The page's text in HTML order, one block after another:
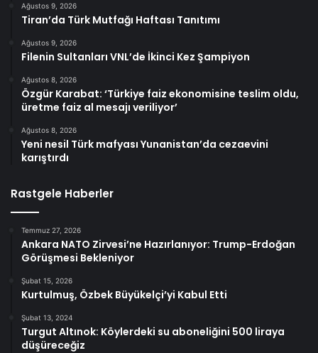
Ağustos 9, 2026
Tiran’da Türk Mutfağı Haftası Tanıtımı
Ağustos 9, 2026
Filenin Sultanları VNL’de İkinci Kez Şampiyon
Ağustos 8, 2026
Özgür Karabat: ‘Türkiye faiz ekonomisine teslim oldu,
üretme faiz al mesajı veriliyor’
Ağustos 8, 2026
Yeni nesil Türk mafyası Yunanistan’da cezaevini
karıştırdı
Rastgele Haberler
Temmuz 27, 2026
Ankara NATO Zirvesi’ne Hazırlanıyor: Trump-Erdoğan
Görüşmesi Bekleniyor
Şubat 15, 2026
Kurtulmuş, Özbek Büyükelçi’yi Kabul Etti
Şubat 13, 2024
Turgut Altınok: Köylerdeki su aboneliğini 500 liraya
düşüreceğiz